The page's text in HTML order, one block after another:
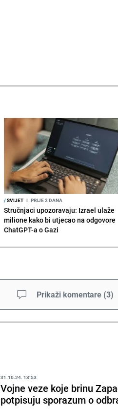
/SVIJET I PRIJE 2 DANA
Stručnjaci upozoravaju: Izrael ulaže
milione kako bi utjecao na odgovore
ChatGPT-a o Gazi
Prikaži komentare (3)
31.10.24. 13:53
Vojne veze koje brinu
potpisuju sporazum o